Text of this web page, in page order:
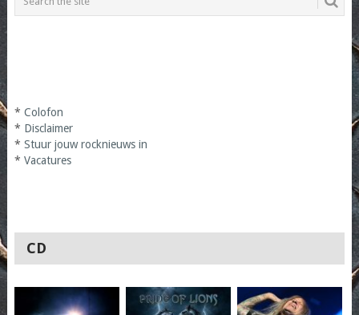
* Colofon
* Disclaimer
* Stuur jouw rocknieuws in
* Vacatures
CD